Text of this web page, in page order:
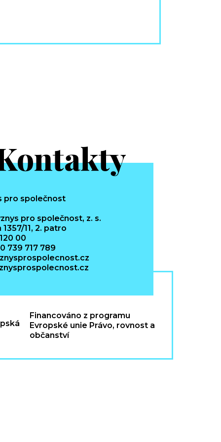
pro společnost, z. s.
11, 2. patro
00
739 717 789
Financováno z programu
Evropské unie Právo, rovnost a
občanství